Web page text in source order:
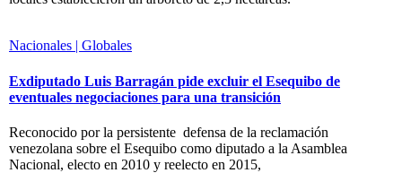
Nacionales | Globales
Exdiputado Luis Barragán pide excluir el Esequibo de
eventuales negociaciones para una transición
Reconocido por la persistente defensa de la reclamación
venezolana sobre el Esequibo como diputado a la Asamblea
Nacional, electo en 2010 y reelecto en 2015,